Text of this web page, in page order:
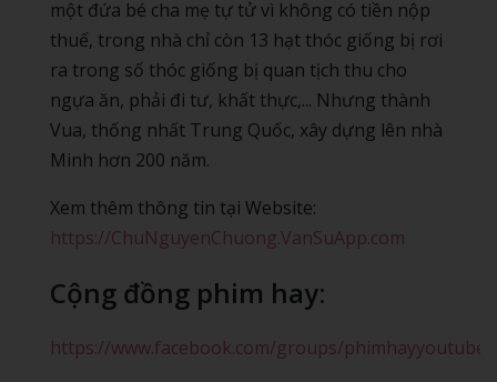
một đứa bé cha mẹ tự tử vì không có tiền nộp
thuế, trong nhà chỉ còn 13 hạt thóc giống bị rơi
ra trong số thóc giống bị quan tịch thu cho
ngựa ăn, phải đi tư, khất thực,... Nhưng thành
Vua, thống nhất Trung Quốc, xây dựng lên nhà
Minh hơn 200 năm.
Xem thêm thông tin tại Website:
https://ChuNguyenChuong.VanSuApp.com
Cộng đồng phim hay:
https://www.facebook.com/groups/phimhayyoutube